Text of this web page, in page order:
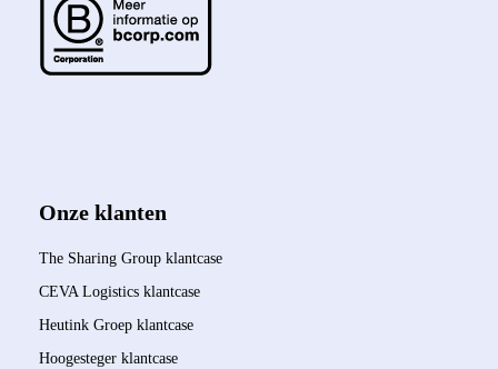
Onze klanten
The Sharing Group klantcase
CEVA Logistics klantcase
Heutink Groep klantcase
Hoogesteger klantcase